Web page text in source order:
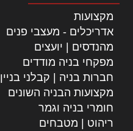
מקצועות
אדריכלים - מעצבי פנים
מהנדסים | יועצים
מפקחי בניה מודדים
חברות בניה | קבלני בניין
מקצועות הבניה השונים
חומרי בניה וגמר
ריהוט | מטבחים